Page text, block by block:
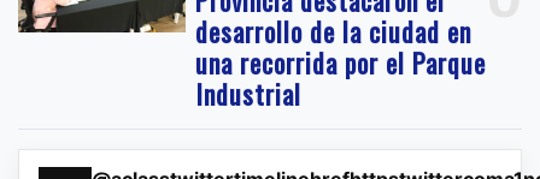
desarrollo de la ciudad en
una recorrida por el Parque
Industrial